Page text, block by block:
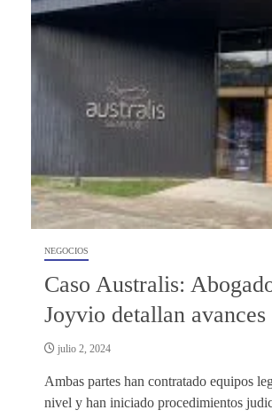
NEGOCIOS
Caso Australis:
Joyvio detallan avances
julio 2, 2024
Ambas partes han contratado equipos
nivel y han iniciado procedimientos